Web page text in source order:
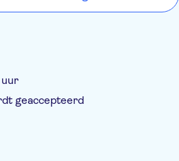
geaccepteerd